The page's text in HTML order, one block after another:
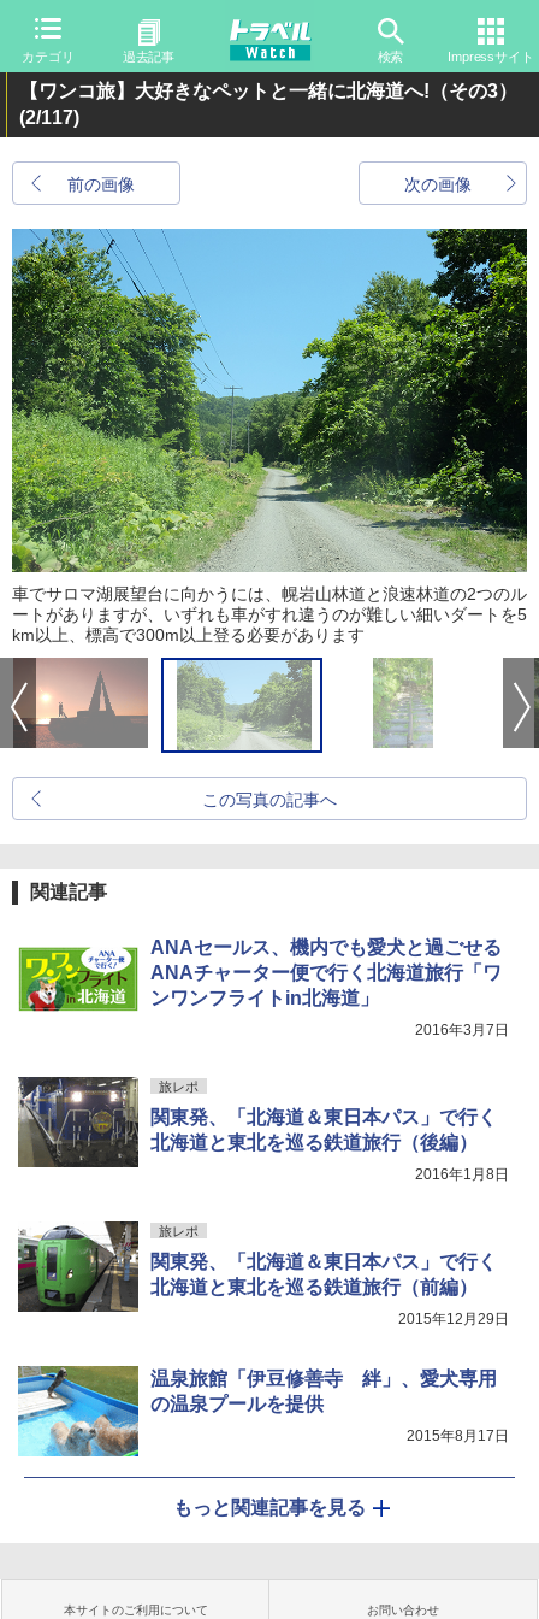
カテゴリ 過去記事 検索 Impressサイト
【ワンコ旅】大好きなペットと一緒に北海道へ!（その3）
(2/117)
前の画像 次の画像
車でサロマ湖展望台に向かうには、幌岩山林道と浪速林道の2つのル
ートがありますが、いずれも車がすれ違うのが難しい細いダートを5
km以上、標高で300m以上登る必要があります
この写真の記事へ
関連記事
ANAセールス、機内でも愛犬と過ごせる
ANAチャーター便で行く北海道旅行「ワ
ンワンフライトin北海道」
2016年3月7日
旅レポ
関東発、「北海道＆東日本パス」で行く
北海道と東北を巡る鉄道旅行（後編）
2016年1月8日
旅レポ
関東発、「北海道＆東日本パス」で行く
北海道と東北を巡る鉄道旅行（前編）
2015年12月29日
温泉旅館「伊豆修善寺 絆」、愛犬専用
の温泉プールを提供
2015年8月17日
もっと関連記事を見る
本サイトのご利用について お問い合わせ